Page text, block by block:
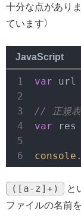
十分な点があり
ています）
JavaScript
var url
// 正規表
var res
console
([a-z]+)
と
ファイルの名前を